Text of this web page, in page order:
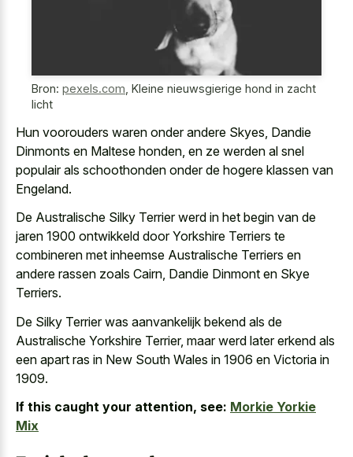
Bron: pexels.com, Kleine nieuwsgierige hond in zacht
licht
Hun voorouders waren onder andere Skyes, Dandie
Dinmonts en Maltese honden, en ze werden al snel
populair als schoothonden onder de hogere klassen van
Engeland.
De Australische Silky Terrier werd in het begin van de
jaren 1900 ontwikkeld door Yorkshire Terriers te
combineren met inheemse Australische Terriers en
andere rassen zoals Cairn, Dandie Dinmont en Skye
Terriers.
De Silky Terrier was aanvankelijk bekend als de
Australische Yorkshire Terrier, maar werd later erkend als
een apart ras in New South Wales in 1906 en Victoria in
1909.
If this caught your attention, see: Morkie Yorkie
Mix